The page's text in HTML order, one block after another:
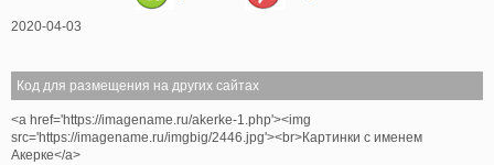
2020-04-03
Код для размещения на других сайтах
<a href='https://imagename.ru/akerke-1.php'><img
src='https://imagename.ru/imgbig/2446.jpg'><br>Картинки с именем
Акерке</a>